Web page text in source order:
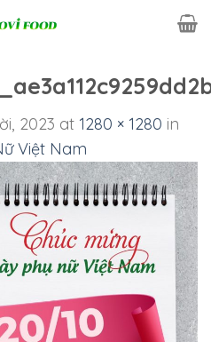
2023 at 1280 × 1280 in
Việt Nam